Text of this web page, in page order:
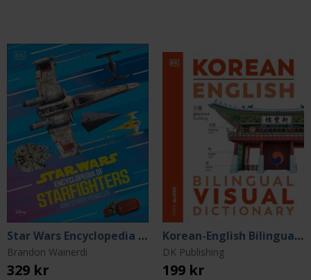
Star Wars Encyclopedia of Starfighters and Other Vehicles
Brandon Wainerdi
329 kr
Korean-English Bilingual Visual Dictionary
DK Publishing
199 kr